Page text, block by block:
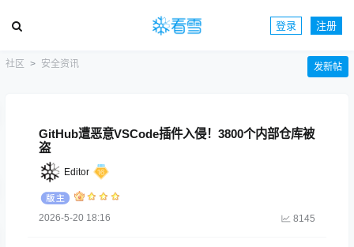
登录 注册
社区 安全资讯 发新帖
GitHub遭恶意VSCode插件入侵！3800个内部仓库被
盗
Editor
2026-5-20 18:16 8145